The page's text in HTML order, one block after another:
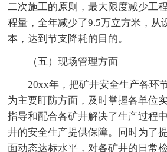
二次施工的原则，最大限度减少工
程量，全年减少了9.5万立方米，从
本，达到节支降耗的目的。
（五）现场管理方面
20xx年，把矿井安全生产各环
为主要盯防方面，及时掌握各单位
指导和配合各矿井解决了生产过程
井的安全生产提供保障。同时为了
面动态达标水平，对各矿井的日常